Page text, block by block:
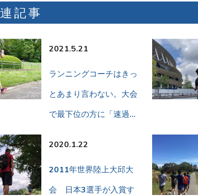
記事
2021.5.21
ランニングコーチはきっ
とあまり言わない。大会
で最下位の方に「速過…
2020.1.22
2011年世界陸上大邱大
会 日本3選手が入賞す